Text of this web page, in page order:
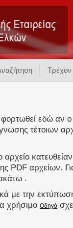
Τρέχον
εδώ αν ο
τέτοιων
PDF αρχείων.
.
με την
χρήσιμο Οδηγό